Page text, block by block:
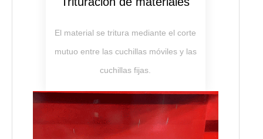
El material se tritura mediante el corte
mutuo entre las cuchillas móviles y las
cuchillas fijas.